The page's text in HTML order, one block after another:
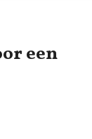
een